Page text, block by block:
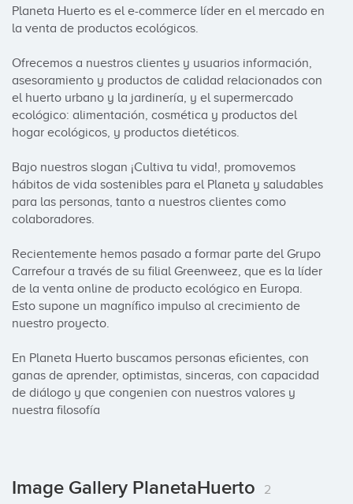
Planeta Huerto es el e-commerce líder en el mercado en
la venta de productos ecológicos.
Ofrecemos a nuestros clientes y usuarios información,
asesoramiento y productos de calidad relacionados con
el huerto urbano y la jardinería, y el supermercado
ecológico: alimentación, cosmética y productos del
hogar ecológicos, y productos dietéticos.
Bajo nuestros slogan ¡Cultiva tu vida!, promovemos
hábitos de vida sostenibles para el Planeta y saludables
para las personas, tanto a nuestros clientes como
colaboradores.
Recientemente hemos pasado a formar parte del Grupo
Carrefour a través de su filial Greenweez, que es la líder
de la venta online de producto ecológico en Europa.
Esto supone un magnífico impulso al crecimiento de
nuestro proyecto.
En Planeta Huerto buscamos personas eficientes, con
ganas de aprender, optimistas, sinceras, con capacidad
de diálogo y que congenien con nuestros valores y
nuestra filosofía
Image Gallery PlanetaHuerto 2